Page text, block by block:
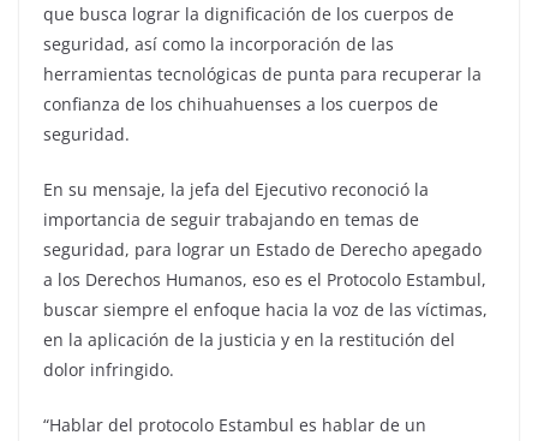
que busca lograr la dignificación de los cuerpos de
seguridad, así como la incorporación de las
herramientas tecnológicas de punta para recuperar la
confianza de los chihuahuenses a los cuerpos de
seguridad.
En su mensaje, la jefa del Ejecutivo reconoció la
importancia de seguir trabajando en temas de
seguridad, para lograr un Estado de Derecho apegado
a los Derechos Humanos, eso es el Protocolo Estambul,
buscar siempre el enfoque hacia la voz de las víctimas,
en la aplicación de la justicia y en la restitución del
dolor infringido.
“Hablar del protocolo Estambul es hablar de un